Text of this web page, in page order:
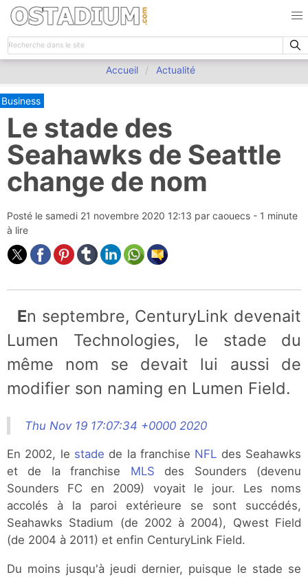
Accueil Actualité
Business
Le stade des
Seahawks de Seattle
change de nom
Posté le samedi 21 novembre 2020 12:13 par caouecs - 1 minute
à lire
En septembre, CenturyLink devenait
Lumen Technologies, le stade du
même nom se devait lui aussi de
modifier son naming en Lumen Field.
Thu Nov 19 17:07:34 +0000 2020
En 2002, le stade de la franchise NFL des Seahawks
et de la franchise MLS des Sounders (devenu
Sounders FC en 2009) voyait le jour. Les noms
accolés à la paroi extérieure se sont succédés,
Seahawks Stadium (de 2002 à 2004), Qwest Field
(de 2004 à 2011) et enfin CenturyLink Field.
Du moins jusqu'à jeudi dernier, puisque le stade se